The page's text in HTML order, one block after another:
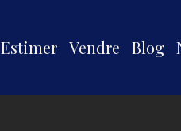
Estimer Vendre Blog